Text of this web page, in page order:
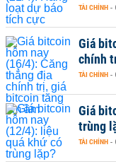
TÀI CHÍNH -
Giá
chính
TÀI CHÍNH -
Giá
trùng
TÀI CHÍNH -